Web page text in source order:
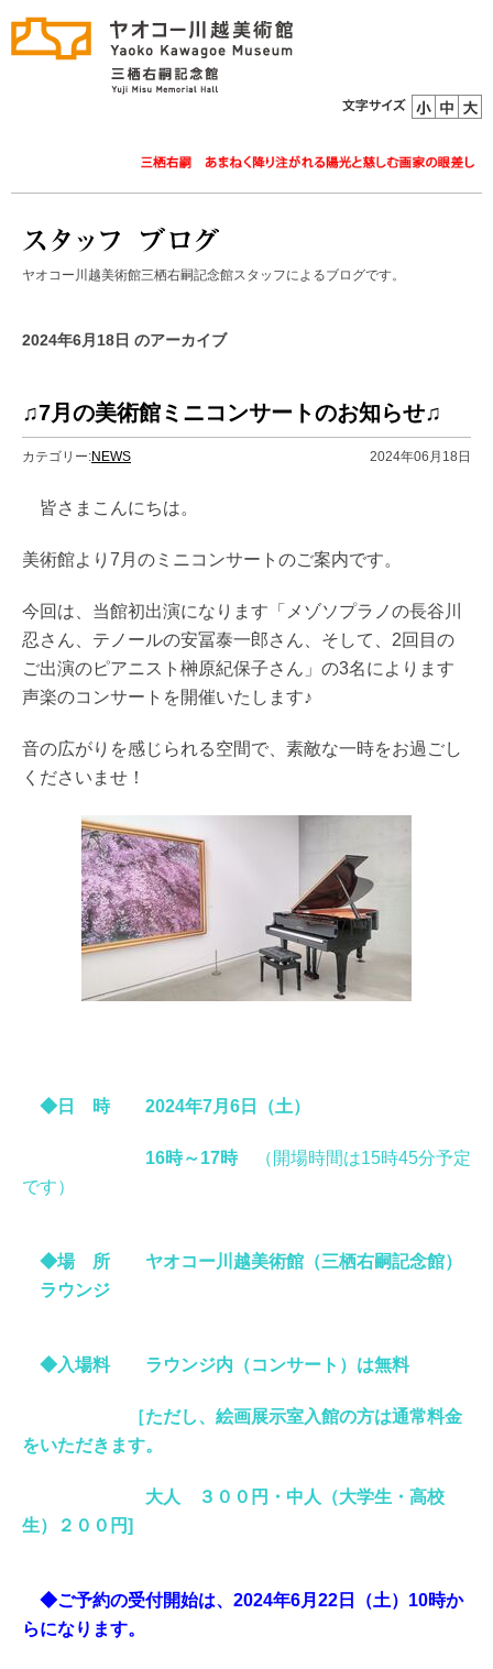
ヤオコー川越美術館三栖右嗣記念館スタッフによるブログです。
2024年6月18日 のアーカイブ
♫7月の美術館ミニコンサートのお知らせ♫
カテゴリー:NEWS 2024年06月18日
皆さまこんにちは。
美術館より7月のミニコンサートのご案内です。
今回は、当館初出演になります「メゾソプラノの長谷川
忍さん、テノールの安冨泰一郎さん、そして、2回目の
ご出演のピアニスト榊原紀保子さん」の3名によります
声楽のコンサートを開催いたします♪
音の広がりを感じられる空間で、素敵な一時をお過ごし
くださいませ！
◆日 時 2024年7月6日（土）
16時～17時（開場時間は15時45分予定
です）
◆場 所 ヤオコー川越美術館（三栖右嗣記念館）
ラウンジ
◆入場料 ラウンジ内（コンサート）は無料
［ただし、絵画展示室入館の方は通常料金
をいただきます。
大人 ３００円・中人（大学生・高校
生）２００円]
◆ご予約の受付開始は、2024年6月22 日（土）10時か
らになります。